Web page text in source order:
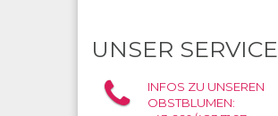
UNSER SERVICE
INFOS ZU UNSEREN
OBSTBLUMEN: